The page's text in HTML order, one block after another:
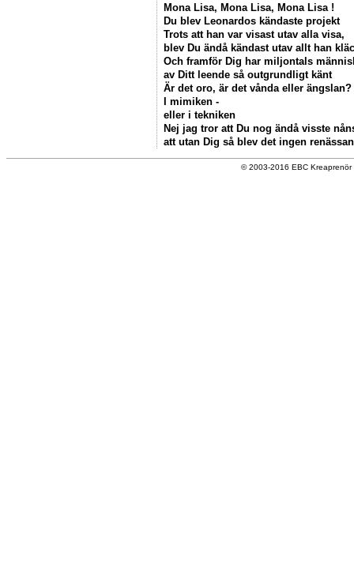
Mona Lisa, Mona Lisa, Mona Lisa !
Du blev Leonardos kändaste projekt
Trots att han var visast utav alla visa,
blev Du ändå kändast utav allt han
Och framför Dig har miljontals
av Ditt leende så outgrundligt känt
Är det oro, är det vånda eller ängslan?
I mimiken -
eller i tekniken
Nej jag tror att Du nog ändå visste
att utan Dig så blev det ingen
© 2003-2016 EBC Kreaprenör